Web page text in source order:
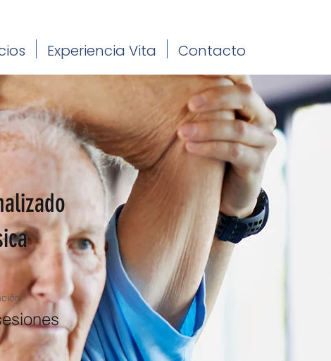
Experiencia Vita Contacto